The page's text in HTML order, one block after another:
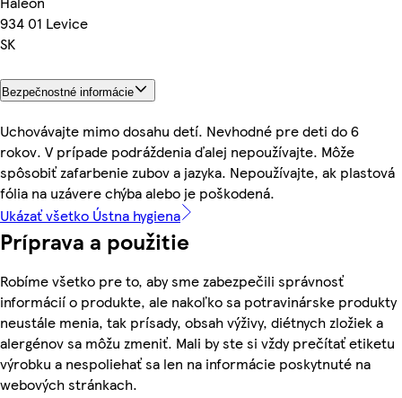
934 01 Levice
SK
Bezpečnostné informácie
Uchovávajte mimo dosahu detí. Nevhodné pre deti do 6
rokov. V prípade podráždenia ďalej nepoužívajte. Môže
spôsobiť zafarbenie zubov a jazyka. Nepoužívajte, ak plastová
fólia na uzávere chýba alebo je poškodená.
Ukázať všetko Ústna hygiena
Príprava a použitie
Robíme všetko pre to, aby sme zabezpečili správnosť
informácií o produkte, ale nakoľko sa potravinárske produkty
neustále menia, tak prísady, obsah výživy, diétnych zložiek a
alergénov sa môžu zmeniť. Mali by ste si vždy prečítať etiketu
výrobku a nespoliehať sa len na informácie poskytnuté na
webových stránkach.